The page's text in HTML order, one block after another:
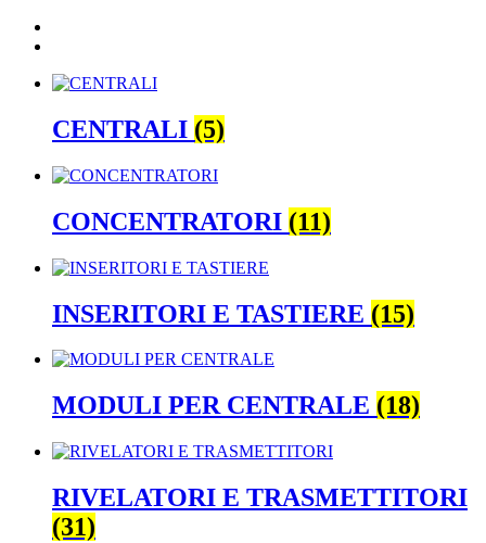
CENTRALI (5)
CONCENTRATORI (11)
INSERITORI E TASTIERE (15)
MODULI PER CENTRALE (18)
RIVELATORI E TRASMETTITORI
(31)